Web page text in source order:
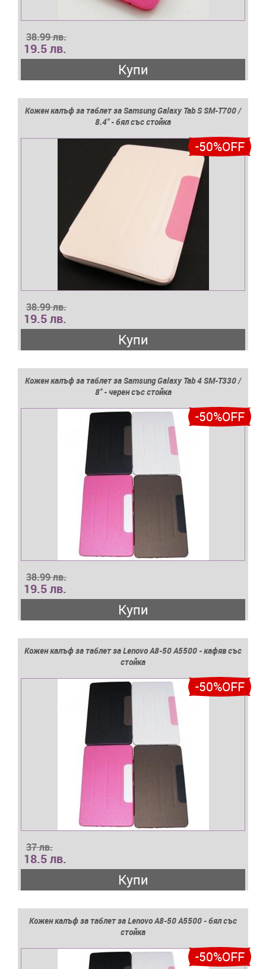
38.99 лв.
19.5 лв.
Купи
Кожен калъф за таблет за Samsung Galaxy Tab S SM-T700 /
8.4'' - бял със стойка
-50%OFF
38.99 лв.
19.5 лв.
Купи
Кожен калъф за таблет за Samsung Galaxy Tab 4 SM-T330 /
8'' - черен със стойка
-50%OFF
38.99 лв.
19.5 лв.
Купи
Кожен калъф за таблет за Lenovo A8-50 A5500 - кафяв със
стойка
-50%OFF
37 лв.
18.5 лв.
Купи
Кожен калъф за таблет за Lenovo A8-50 A5500 - бял със
стойка
-50%OFF